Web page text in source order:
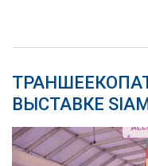
ВЫСТАВКЕ